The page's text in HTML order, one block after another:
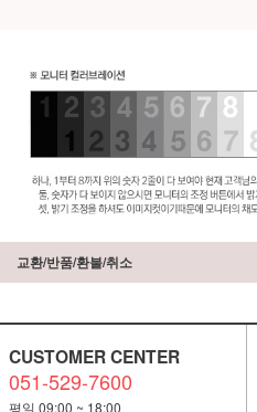
교환/반품/환불/취소
CUSTOMER CENTER
051-529-7600
평일 09:00 ~ 18:00